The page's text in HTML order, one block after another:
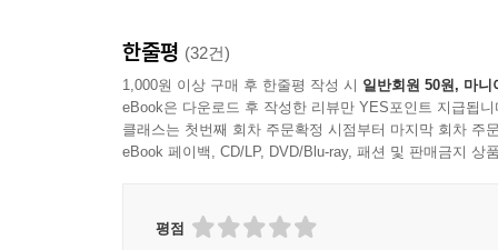
지적 기반을 제공할 것이다.
인공지능과 생명공학, 나노기술 등의 첨단 과
흐름입니다. 하지만 결정된 바는 아무것도 없습니
한줄평 (32건)
1,000원 이상 구매 후 한줄평 작성 시 일반회원 50원, 마니
eBook은 다운로드 후 작성한 리뷰만 YES포인트 지급됩니
클래스는 첫번째 회차 주문확정 시점부터 마지막 회차 주
eBook 페이백, CD/LP, DVD/Blu-ray, 패션 및 판매금지 상
평점